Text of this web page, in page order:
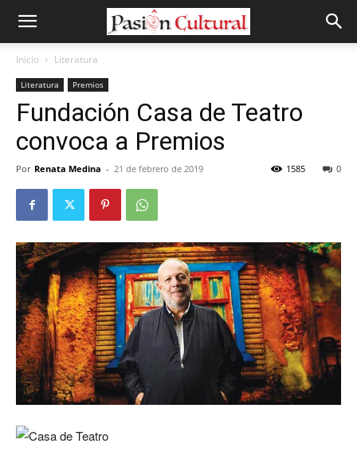
Inicio Literatura
Literatura Premios
Fundación Casa de Teatro
convoca a Premios
Por Renata Medina - 21 de febrero de 2019 0
1585